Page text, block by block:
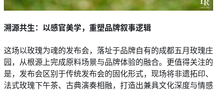
溯源共生：以感官美学，重塑品牌叙事逻辑
这场以玫瑰为魂的发布会，落址于品牌自有的成都五月玫瑰庄
园，从根源上完成原料场景与品牌体验的融合。更值得关注的
是，发布会区别于传统发布会的固化形式，现场将非遗拓印、
法式玫瑰下午茶、古典演奏相融，打造出兼具文化深度与情感